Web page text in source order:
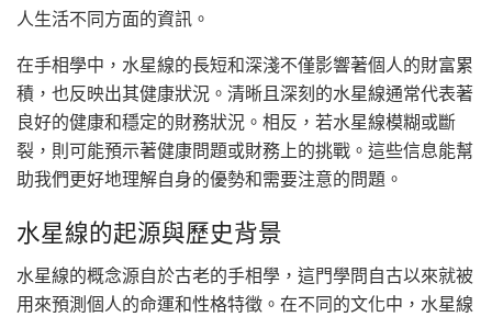
人生活不同方面的資訊。
在手相學中，水星線的長短和深淺不僅影響著個人的財富累
積，也反映出其健康狀況。清晰且深刻的水星線通常代表著
良好的健康和穩定的財務狀況。相反，若水星線模糊或斷
裂，則可能預示著健康問題或財務上的挑戰。這些信息能幫
助我們更好地理解自身的優勢和需要注意的問題。
水星線的起源與歷史背景
水星線的概念源自於古老的手相學，這門學問自古以來就被
用來預測個人的命運和性格特徵。在不同的文化中，水星線